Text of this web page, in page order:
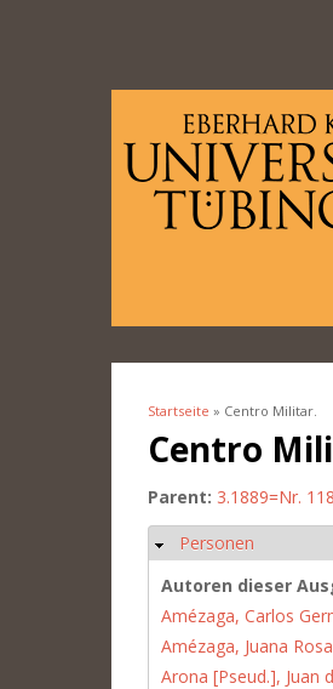
Sie sind hier
Startseite » Centro Militar.
Centro
Parent: 3.1889=Nr.
Ausblenden
Personen
Autoren dieser
Amézaga, Carlos
Amézaga, Juana
Arona [Pseud.], Juan